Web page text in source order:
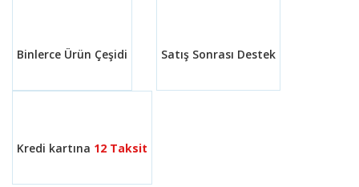
Binlerce Ürün Çeşidi Satış Sonrası Destek
Kredi kartına 12 Taksit